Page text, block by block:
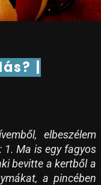
|
elbeszélem
Ma is egy fagyos
bevitte a kertből a
a pincében